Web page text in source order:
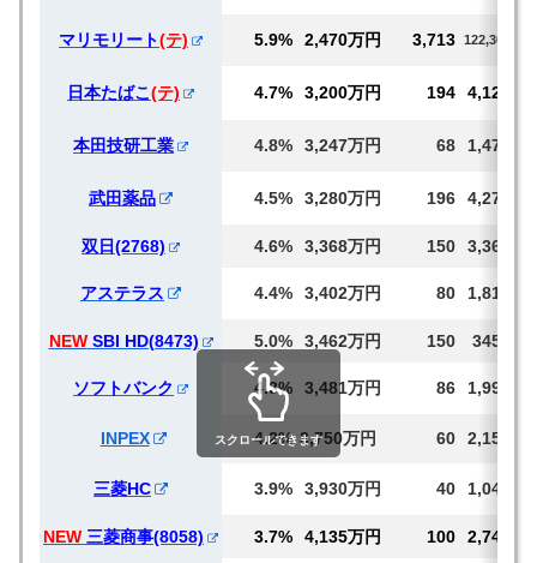
マリモリート(テ) 5.9% 2,470万円 3,713 122,300
日本たばこ(テ) 4.7% 3,200万円 194 4,122
本田技研工業 4.8% 3,247万円 68 1,472
武田薬品 4.5% 3,280万円 196 4,271
双日(2768) 4.6% 3,368万円 150 3,368
アステラス 4.4% 3,402万円 80 1,814
NEWSBI HD(8473) 5.0% 3,462万円 150 3450
ソフトバンク 4.3% 3,481万円 86 1,996
INPEX 4.2% 3,750万円 60 2,150
三菱HC 3.9% 3,930万円 40 1,047
NEW 三菱商事(8058) 3.7% 4,135万円 100 2,746
スクロールできます